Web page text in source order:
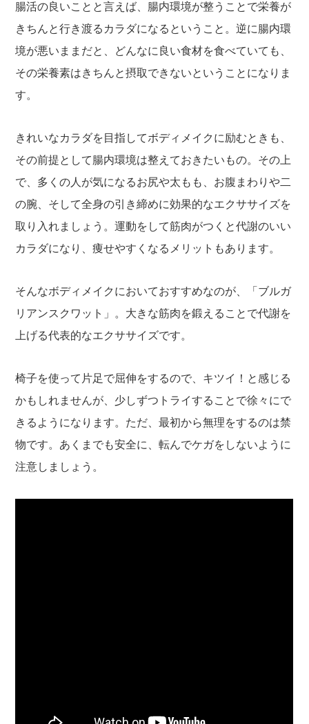
腸活の良いことと言えば、腸内環境が整うことで栄養が
きちんと行き渡るカラダになるということ。逆に腸内環
境が悪いままだと、どんなに良い食材を食べていても、
その栄養素はきちんと摂取できないということになりま
す。
きれいなカラダを目指してボディメイクに励むときも、
その前提として腸内環境は整えておきたいもの。その上
で、多くの人が気になるお尻や太もも、お腹まわりや二
の腕、そして全身の引き締めに効果的なエクササイズを
取り入れましょう。運動をして筋肉がつくと代謝のいい
カラダになり、痩せやすくなるメリットもあります。
そんなボディメイクにおいておすすめなのが、「ブルガ
リアンスクワット」。大きな筋肉を鍛えることで代謝を
上げる代表的なエクササイズです。
椅子を使って片足で屈伸をするので、キツイ！と感じる
かもしれませんが、少しずつトライすることで徐々にで
きるようになります。ただ、最初から無理をするのは禁
物です。あくまでも安全に、転んでケガをしないように
注意しましょう。